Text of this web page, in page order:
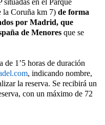
situadas en el Parque
la Coruña km 7) de forma
por Madrid, que
de Menores que se
de 1’5 horas de duración
, indicando nombre,
la reserva. Se recibirá un
con un máximo de 72